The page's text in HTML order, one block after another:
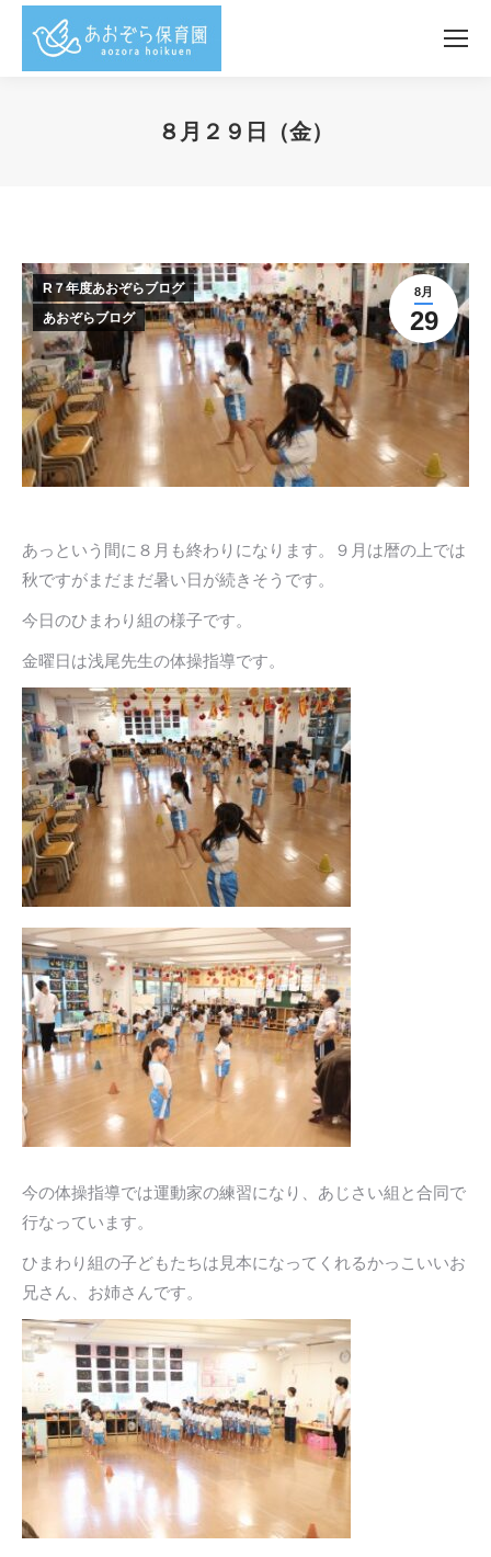
８月２９日（金）
8月
29
R７年度あおぞらブログ
あおぞらブログ
あっという間に８月も終わりになります。９月は暦の上では
秋ですがまだまだ暑い日が続きそうです。
今日のひまわり組の様子です。
金曜日は浅尾先生の体操指導です。
今の体操指導では運動家の練習になり、あじさい組と合同で
行なっています。
ひまわり組の子どもたちは見本になってくれるかっこいいお
兄さん、お姉さんです。